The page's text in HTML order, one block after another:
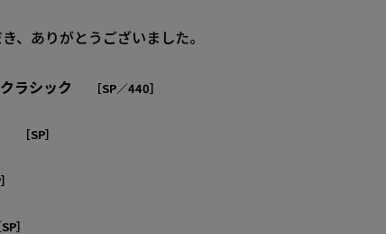
、ありがとうございました。
ラシック ［SP／440］
［SP］
SP］